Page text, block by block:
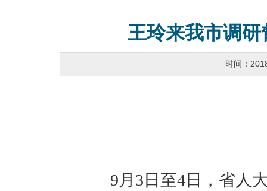
王玲来我市调
时间：
9月3日至4日，省人